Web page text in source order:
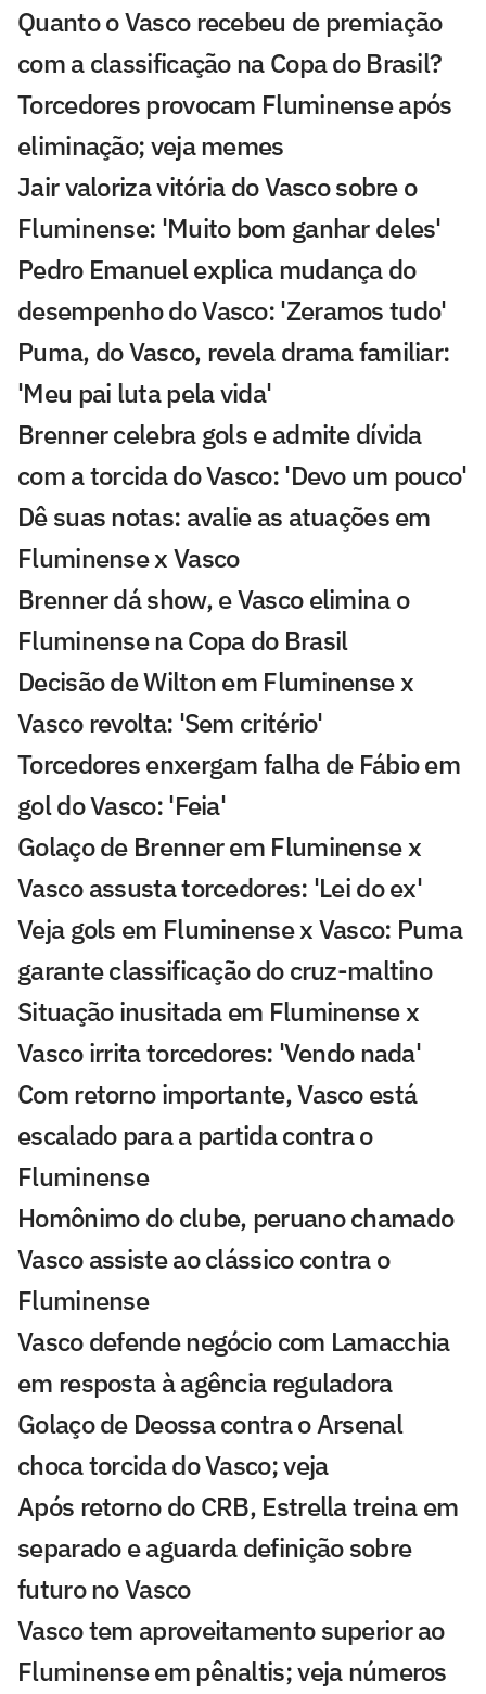
Quanto o Vasco recebeu de premiação
com a classificação na Copa do Brasil?
Torcedores provocam Fluminense após
eliminação; veja memes
Jair valoriza vitória do Vasco sobre o
Fluminense: 'Muito bom ganhar deles'
Pedro Emanuel explica mudança do
desempenho do Vasco: 'Zeramos tudo'
Puma, do Vasco, revela drama familiar:
'Meu pai luta pela vida'
Brenner celebra gols e admite dívida
com a torcida do Vasco: 'Devo um pouco'
Dê suas notas: avalie as atuações em
Fluminense x Vasco
Brenner dá show, e Vasco elimina o
Fluminense na Copa do Brasil
Decisão de Wilton em Fluminense x
Vasco revolta: 'Sem critério'
Torcedores enxergam falha de Fábio em
gol do Vasco: 'Feia'
Golaço de Brenner em Fluminense x
Vasco assusta torcedores: 'Lei do ex'
Veja gols em Fluminense x Vasco: Puma
garante classificação do cruz-maltino
Situação inusitada em Fluminense x
Vasco irrita torcedores: 'Vendo nada'
Com retorno importante, Vasco está
escalado para a partida contra o
Fluminense
Homônimo do clube, peruano chamado
Vasco assiste ao clássico contra o
Fluminense
Vasco defende negócio com Lamacchia
em resposta à agência reguladora
Golaço de Deossa contra o Arsenal
choca torcida do Vasco; veja
Após retorno do CRB, Estrella treina em
separado e aguarda definição sobre
futuro no Vasco
Vasco tem aproveitamento superior ao
Fluminense em pênaltis; veja números